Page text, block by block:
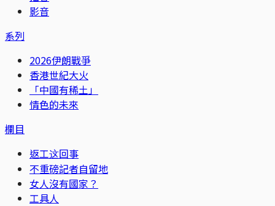
影音
系列
2026伊朗戰爭
香港世紀大火
「中國有稀土」
情色的未來
欄目
返工这回事
不重磅記者自留地
女人沒有國家？
工具人